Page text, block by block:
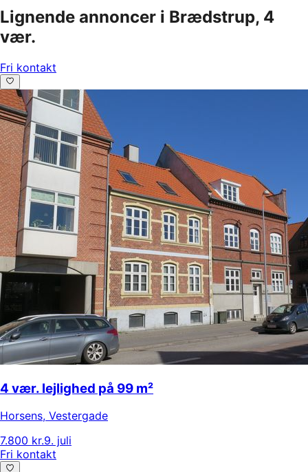
Lignende annoncer i Brædstrup, 4
vær.
Fri kontakt
4 vær. lejlighed på 99 m²
Horsens, Vestergade
7.800 kr.9. juli
Fri kontakt